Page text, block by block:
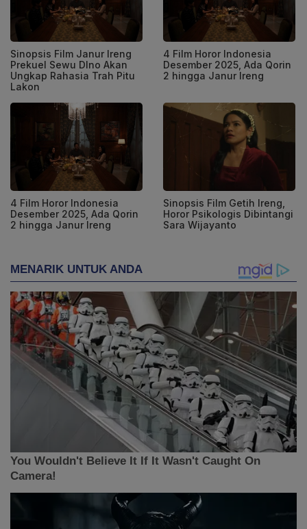
Sinopsis Film Janur Ireng
Prekuel Sewu DIno Akan
Ungkap Rahasia Trah Pitu
Lakon
4 Film Horor Indonesia
Desember 2025, Ada Qorin
2 hingga Janur Ireng
4 Film Horor Indonesia
Desember 2025, Ada Qorin
2 hingga Janur Ireng
Sinopsis Film Getih Ireng,
Horor Psikologis Dibintangi
Sara Wijayanto